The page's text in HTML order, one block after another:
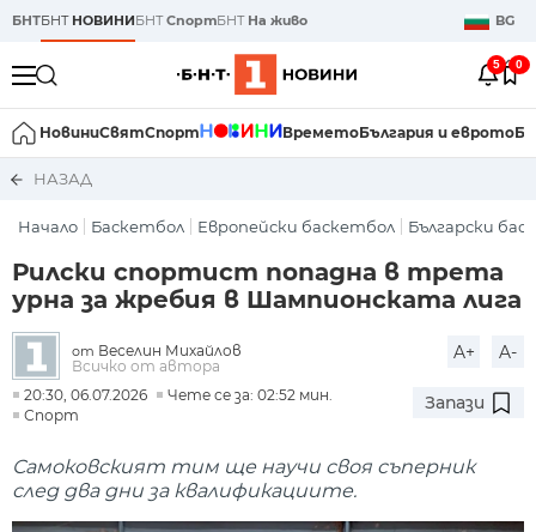
БНТБНТ НОВИНИБНТСпортБНТ На живо BG
5 0
НовиниСвятСпорт ВреметоБългария и еврото
НАЗАД
Начало Баскетбол Европейски баскетбол Български
Рилски спортист попадна в трета
урна за жребия в Шампионската лига
от Веселин Михайлов
Всичко от автора
A+ A-
20:30, 06.07.2026
Чете се за: 02:52 мин.
Спорт
Запази
Самоковският тим ще научи своя съперник
след два дни за квалификациите.